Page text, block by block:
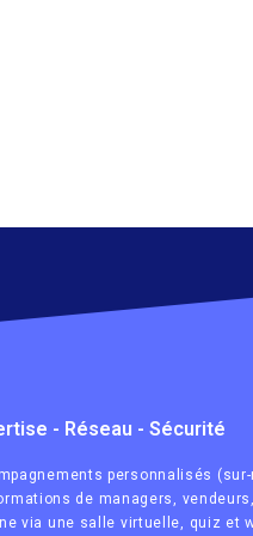
- Réseau - Sécurité
personnalisés (sur-
de managers,
via une salle virtuelle, quiz et